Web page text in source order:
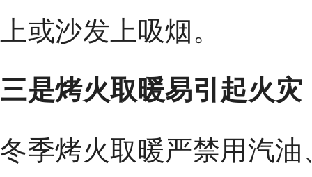
上或沙发上吸烟。
三是烤火取暖易引起火灾
冬季烤火取暖严禁用汽